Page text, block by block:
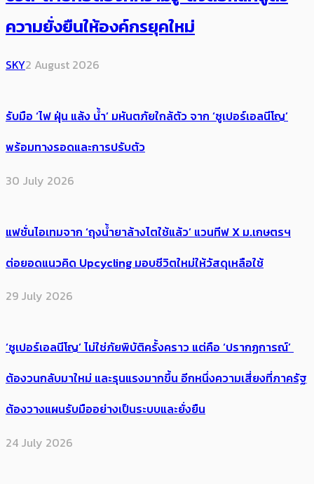
ความยั่งยืนให้องค์กรยุคใหม่
SKY2 August 2026
รับมือ ‘ไฟ ฝุ่น แล้ง น้ำ’ มหันตภัยใกล้ตัว จาก ‘ซูเปอร์เอลนีโญ’
พร้อมทางรอดและการปรับตัว
30 July 2026
แฟชั่นไอเทมจาก ‘ถุงน้ำยาล้างไตใช้แล้ว’ แวนทีฟ X ม.เกษตรฯ
ต่อยอดแนวคิด Upcycling มอบชีวิตใหม่ให้วัสดุเหลือใช้
29 July 2026
‘ซูเปอร์เอลนีโญ’ ไม่ใช่ภัยพิบัติครั้งคราว แต่คือ ‘ปรากฏการณ์’ ​
ต้อง​วนกลับมาใหม่ และรุนแรงมากขึ้น อีกหนึ่งความเสี่ยงที่ภาครัฐ
ต้องวางแผนรับมืออย่างเป็นระบบและยั่งยืน
24 July 2026